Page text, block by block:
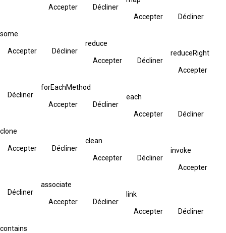
Accepter
Décliner
Accepter Décliner
some
Accepter Décliner
reduce
Accepter Décliner
reduceRight
Accepter
Décliner
forEachMethod
Accepter Décliner
each
Accepter Décliner
clone
Accepter Décliner
clean
Accepter Décliner
invoke
Accepter
Décliner
associate
Accepter Décliner
link
Accepter Décliner
contains